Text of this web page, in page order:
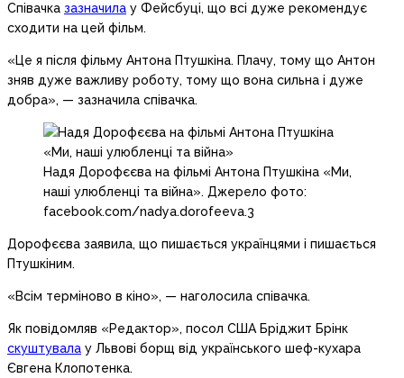
Співачка зазначила у Фейсбуці, що всі дуже рекомендує
сходити на цей фільм.
«Це я після фільму Антона Птушкіна. Плачу, тому що Антон
зняв дуже важливу роботу, тому що вона сильна і дуже
добра», — зазначила співачка.
Надя Дорофєєва на фільмі Антона Птушкіна «Ми,
наші улюбленці та війна». Джерело фото:
facebook.com/nadya.dorofeeva.3
Дорофєєва заявила, що пишається українцями і пишається
Птушкіним.
«Всім терміново в кіно», — наголосила співачка.
Як повідомляв «Редактор», посол США Бріджит Брінк
скуштувала у Львові борщ від українського шеф-кухара
Євгена Клопотенка.